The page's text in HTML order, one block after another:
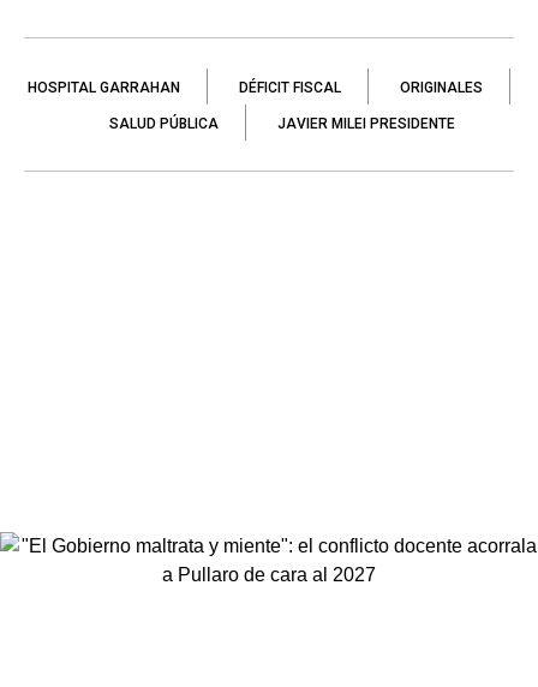
HOSPITAL GARRAHAN DÉFICIT FISCAL ORIGINALES
SALUD PÚBLICA JAVIER MILEI PRESIDENTE